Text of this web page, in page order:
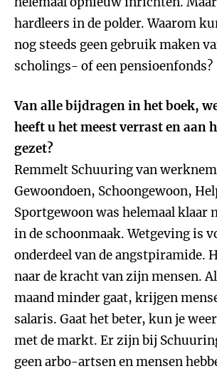
hardleers in de polder. Waarom
nog steeds geen gebruik maken
scholings- of een pensioenfonds?
Van alle bijdragen in het boek,
heeft u het meest verrast en aan
gezet?
Remmelt Schuuring van
Gewoondoen, Schoongewoon,
Sportgewoon was helemaal klaar
in de schoonmaak. Wetgeving is
onderdeel van de angstpiramide.
naar de kracht van zijn mensen.
maand minder gaat, krijgen
salaris. Gaat het beter, kun je
met de markt. Er zijn bij
geen arbo-artsen en mensen